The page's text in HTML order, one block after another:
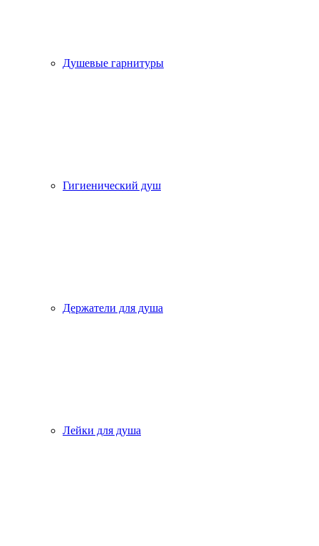
Душевые гарнитуры
Гигиенический душ
Держатели для душа
Лейки для душа